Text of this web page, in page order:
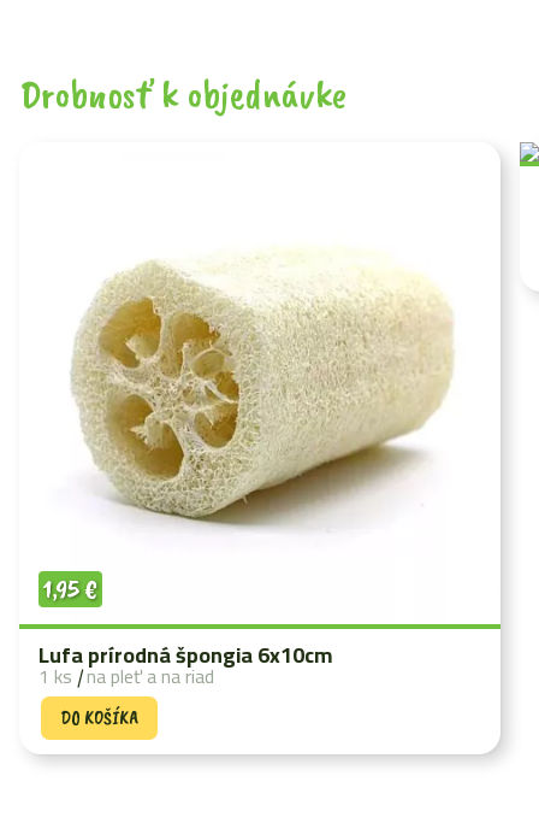
Drobnosť k objednávke
Lufa prírodná špongia 6x10cm
1,95€
1 ks|na pleť a na riad
DO KOŠÍKA